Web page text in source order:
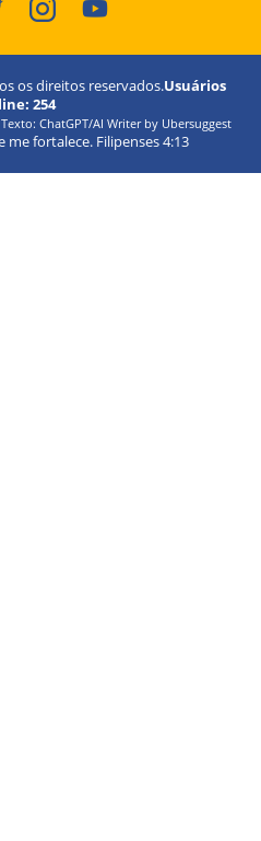
os direitos reservados.Usuários
254
ChatGPT/AI Writer by Ubersuggest
fortalece. Filipenses 4:13